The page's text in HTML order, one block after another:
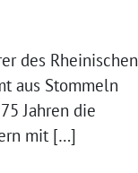
des Rheinischen
aus Stommeln
Jahren die
mit […]